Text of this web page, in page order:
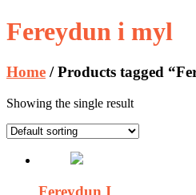
Fereydun i myl
Home / Products tagged
Showing the single result
Fereydun I